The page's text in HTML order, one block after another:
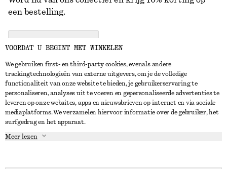
NEEM CONTACT OP
Neem contact met ons op
Store locator
Partners
Instagram
KLANTENSERVICE
OVER ONS
een bestelling.
VOORDAT U BEGINT MET WINKELEN
We gebruiken first- en third-party cookies, evenals andere
trackingtechnologieën van externe uitgevers, om je de volledige
functionaliteit van onze website te bieden, je gebruikerservaring te
personaliseren, analyses uit te voeren en gepersonaliseerde advertenties te
leveren op onze websites, apps en nieuwsbrieven op internet en via sociale
mediaplatforms. We verzamelen hiervoor informatie over de gebruiker, het
surfgedrag en het apparaat.
Meer lezen